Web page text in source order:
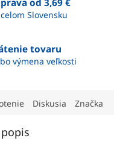
od 3,69 €
Slovensku
tovaru
výmena veľkosti
Diskusia Značka